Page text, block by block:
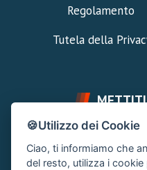
Regolamento
Tutela della
FAI UNA DOMANDA
Chiedi un
🍪Utilizzo dei Cookie
Ciao, ti informiamo che
del resto, utilizza i